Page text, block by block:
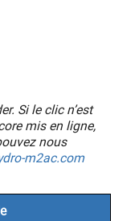
Si le clic n’est
mis en ligne,
nous
m2ac.com